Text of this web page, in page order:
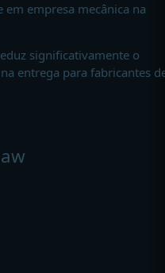
empresa mecânica na
significativamente o
entrega para fabricantes